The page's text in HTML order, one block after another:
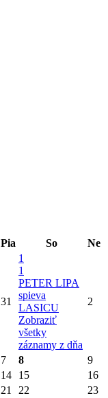
Pia So Ne
31
1
1
PETER LIPA
spieva
LASICU
Zobraziť
všetky
záznamy z dňa
2
7 8
9
14 15
16
21 22
23